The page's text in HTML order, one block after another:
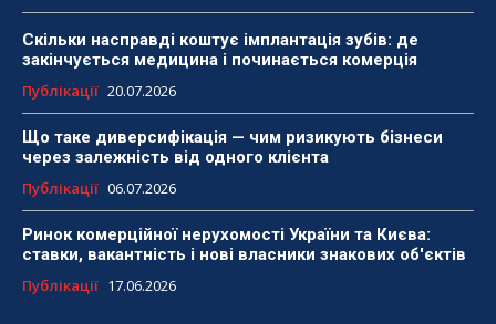
Скільки насправді коштує імплантація зубів: де
закінчується медицина і починається комерція
Публікації 20.07.2026
Що таке диверсифікація — чим ризикують бізнеси
через залежність від одного клієнта
Публікації 06.07.2026
Ринок комерційної нерухомості України та Києва:
ставки, вакантність і нові власники знакових об'єктів
Публікації 17.06.2026